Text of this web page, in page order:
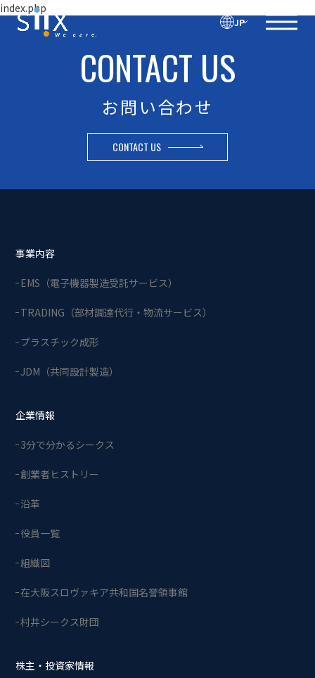
JP
index.php
CONTACT US
お問い合わせ
CONTACT US
事業内容
EMS（電子機器製造受託サービス）
TRADING（部材調達代行・物流サービス）
プラスチック成形
JDM（共同設計製造）
企業情報
3分で分かるシークス
創業者ヒストリー
沿革
役員一覧
組織図
在大阪スロヴァキア共和国名誉領事館
村井シークス財団
株主・投資家情報